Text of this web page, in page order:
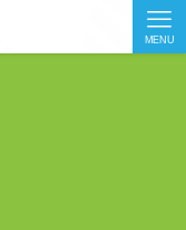
MENU